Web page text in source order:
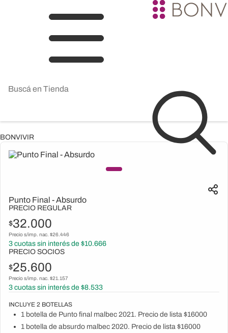
BONVIVIR
Punto Final - Absurdo
PRECIO REGULAR
$32.000
Precio s/imp. nac. $26.446
3 cuotas sin interés de $10.666
PRECIO SOCIOS
$25.600
Precio s/imp. nac. $21.157
3 cuotas sin interés de $8.533
INCLUYE 2 BOTELLAS
1 botella de Punto final malbec 2021. Precio de lista $16000
1 botella de absurdo malbec 2020. Precio de lista $16000